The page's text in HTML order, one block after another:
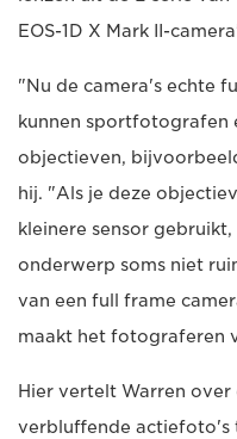
EOS-1D X Mark II-
"Nu de camera's echte
kunnen sportfotografen
objectieven,
hij. "Als je deze
kleinere sensor
onderwerp soms niet
van een full frame
maakt het fotograferen
Hier vertelt Warren
verbluffende actiefoto's